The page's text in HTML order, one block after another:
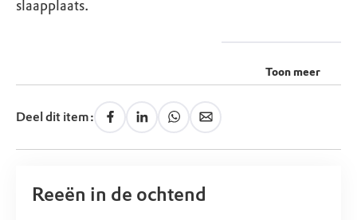
slaapplaats.
Toon meer
Deel dit item:
Reeën in de ochtend